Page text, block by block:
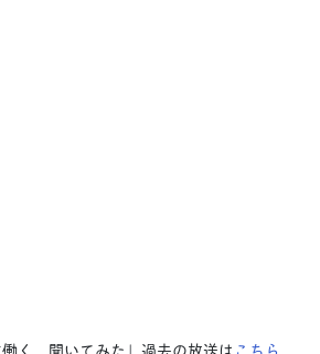
く、聞いてみた」過去の放送は こちら